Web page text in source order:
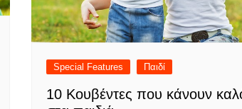
Special Features Παιδί
10 Κουβέντες που κάνουν